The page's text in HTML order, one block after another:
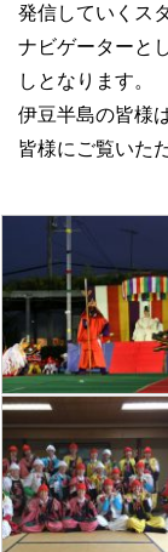
発信していくス
ナビゲーターと
しとなります。
伊豆半島の皆様
皆様にご覧いた